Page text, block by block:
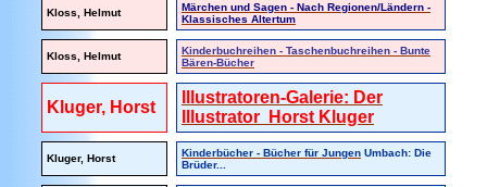
Kloss, Helmut
Märchen und Sagen - Nach Regionen/Ländern -
Klassisches Altertum
Kloss, Helmut
Kinderbuchreihen - Taschenbuchreihen - Bunte
Bären-Bücher
Kluger, Horst
Illustratoren-Galerie: Der
Illustrator Horst Kluger
Kluger, Horst Kinderbücher - Bücher für Jungen Umbach: Die
Brüder...